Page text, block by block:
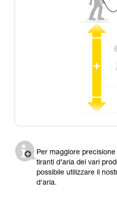
Per maggiore
tiranti d’aria dei vari
possibile utilizzare il
d'aria.